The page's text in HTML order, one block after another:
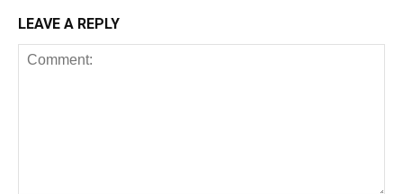
LEAVE A REPLY